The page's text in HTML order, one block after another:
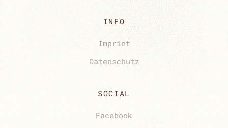
INFO
Imprint
Datenschutz
SOCIAL
Facebook